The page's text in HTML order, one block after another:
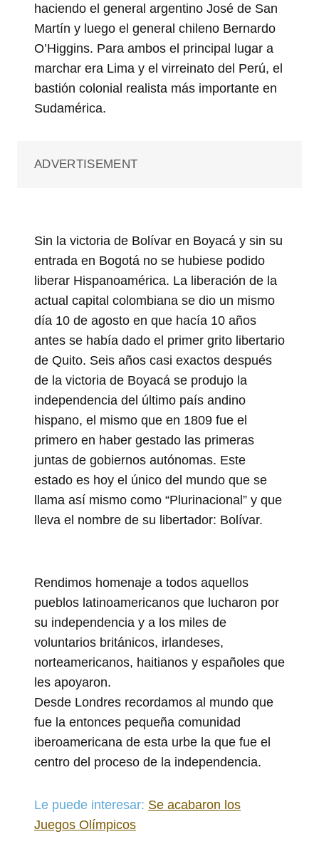
haciendo el general argentino José de San
Martín y luego el general chileno Bernardo
O’Higgins. Para ambos el principal lugar a
marchar era Lima y el virreinato del Perú, el
bastión colonial realista más importante en
Sudamérica.
ADVERTISEMENT
Sin la victoria de Bolívar en Boyacá y sin su
entrada en Bogotá no se hubiese podido
liberar Hispanoamérica. La liberación de la
actual capital colombiana se dio un mismo
día 10 de agosto en que hacía 10 años
antes se había dado el primer grito libertario
de Quito. Seis años casi exactos después
de la victoria de Boyacá se produjo la
independencia del último país andino
hispano, el mismo que en 1809 fue el
primero en haber gestado las primeras
juntas de gobiernos autónomas. Este
estado es hoy el único del mundo que se
llama así mismo como “Plurinacional” y que
lleva el nombre de su libertador: Bolívar.
Rendimos homenaje a todos aquellos
pueblos latinoamericanos que lucharon por
su independencia y a los miles de
voluntarios británicos, irlandeses,
norteamericanos, haitianos y españoles que
les apoyaron.
Desde Londres recordamos al mundo que
fue la entonces pequeña comunidad
iberoamericana de esta urbe la que fue el
centro del proceso de la independencia.
Le puede interesar: Se acabaron los
Juegos Olímpicos